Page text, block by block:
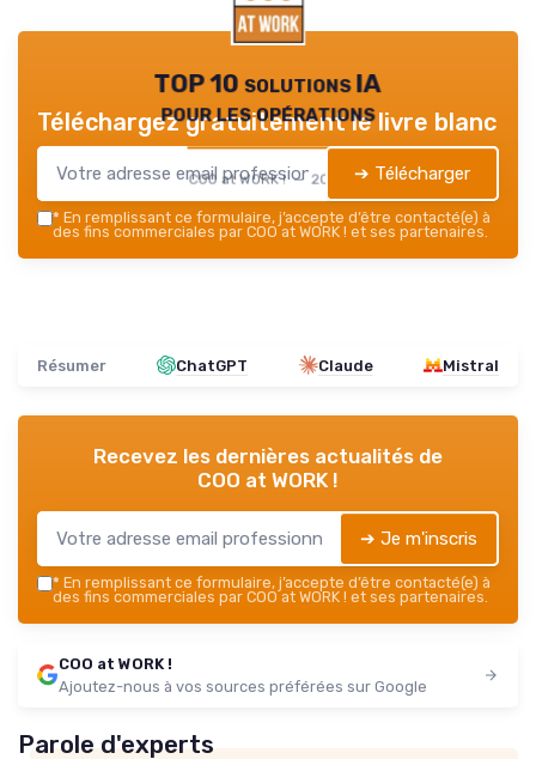
TOP 10 solutions IA
pour les opérations
COO at WORK ! — 2026
Téléchargez gratuitement le livre blanc
➔ Télécharger
* En remplissant ce formulaire, j’accepte d’être contacté(e) à
des fins commerciales par COO at WORK ! et ses partenaires.
Résumer ChatGPT Claude Mistral
Recevez les dernières actualités de
COO at WORK !
➔ Je m'inscris
* En remplissant ce formulaire, j’accepte d’être contacté(e) à
des fins commerciales par COO at WORK ! et ses partenaires.
COO at WORK !
Ajoutez-nous à vos sources préférées sur Google
Parole d'experts